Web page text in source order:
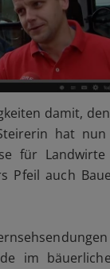
damit,
hat
für
Pfeil auch
im